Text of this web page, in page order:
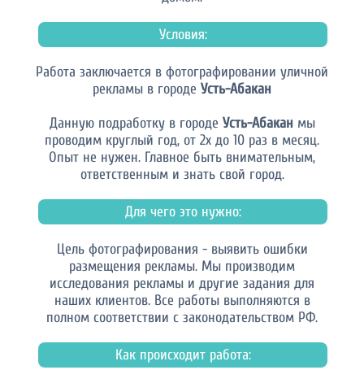
Условия:
Работа заключается в фотографировании уличной
рекламы в городе Усть-Абакан
Данную подработку в городе Усть-Абакан мы
проводим круглый год, от 2х до 10 раз в месяц.
Опыт не нужен. Главное быть внимательным,
ответственным и знать свой город.
Для чего это нужно:
Цель фотографирования - выявить ошибки
размещения рекламы. Мы производим
исследования рекламы и другие задания для
наших клиентов. Все работы выполняются в
полном соответствии с законодательством РФ.
Как происходит работа: